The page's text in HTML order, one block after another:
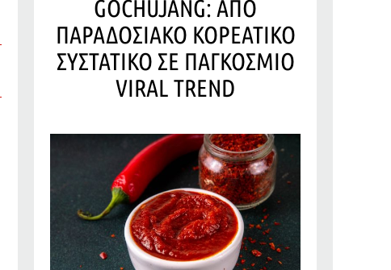
GOCHUJANG: ΑΠΟ
ΠΑΡΑΔΟΣΙΑΚΟ ΚΟΡΕΑΤΙΚΟ
ΣΥΣΤΑΤΙΚΟ ΣΕ ΠΑΓΚΟΣΜΙΟ
VIRAL TREND